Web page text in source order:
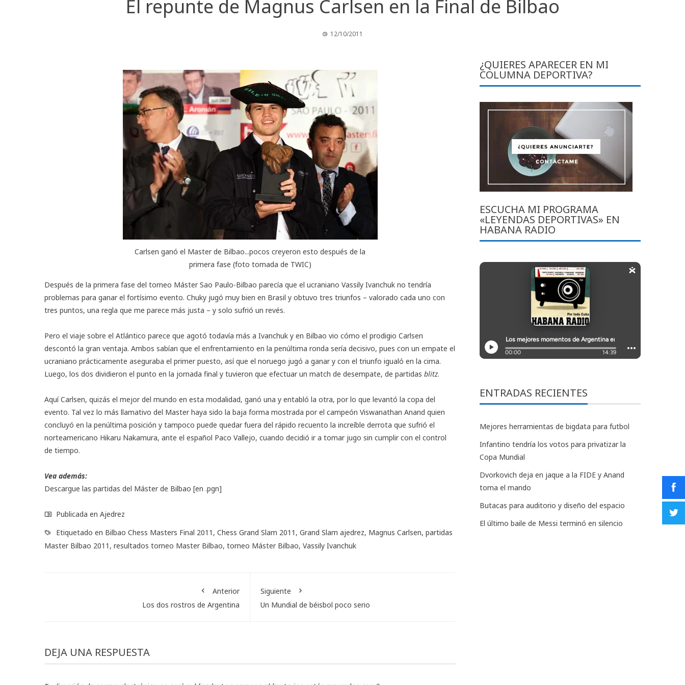
El repunte de Magnus Carlsen en la Final de Bilbao
12/10/2011
Carlsen ganó el Master de Bilbao...pocos creyeron esto después de la
primera fase (foto tomada de TWIC)
Después de la primera fase del torneo Máster Sao Paulo-Bilbao parecía que el ucraniano Vassily Ivanchuk no tendría
problemas para ganar el fortísimo evento. Chuky jugó muy bien en Brasil y obtuvo tres triunfos – valorado cada uno con
tres puntos, una regla que me parece más justa – y solo sufrió un revés.
Pero el viaje sobre el Atlántico parece que agotó todavía más a Ivanchuk y en Bilbao vio cómo el prodigio Carlsen
descontó la gran ventaja. Ambos sabían que el enfrentamiento en la penúltima ronda sería decisivo, pues con un empate el
ucraniano prácticamente aseguraba el primer puesto, así que el noruego jugó a ganar y con el triunfo igualó en la cima.
Luego, los dos dividieron el punto en la jornada final y tuvieron que efectuar un match de desempate, de partidas blitz.
Aquí Carlsen, quizás el mejor del mundo en esta modalidad, ganó una y entabló la otra, por lo que levantó la copa del
evento. Tal vez lo más llamativo del Master haya sido la baja forma mostrada por el campeón Viswanathan Anand quien
concluyó en la penúltima posición y tampoco puede quedar fuera del rápido recuento la increíble derrota que sufrió el
norteamericano Hikaru Nakamura, ante el español Paco Vallejo, cuando decidió ir a tomar jugo sin cumplir con el control
de tiempo.
Vea además:
Descargue las partidas del Máster de Bilbao [en .pgn]
Publicada en Ajedrez
Etiquetado en Bilbao Chess Masters Final 2011 , Chess Grand Slam 2011 , Grand Slam ajedrez, Magnus Carlsen, partidas
Master Bilbao 2011 , resultados torneo Master Bilbao, torneo Máster Bilbao, Vassily Ivanchuk
Anterior
Los dos rostros de Argentina
Siguiente
Un Mundial de béisbol poco serio
DEJA UNA RESPUESTA
¿QUIERES APARECER EN MI
COLUMNA DEPORTIVA?
ESCUCHA MI PROGRAMA
«LEYENDAS DEPORTIVAS» EN
HABANA RADIO
ENTRADAS RECIENTES
Mejores herramientas de bigdata para futbol
Infantino tendría los votos para privatizar la
Copa Mundial
Dvorkovich deja en jaque a la FIDE y Anand
toma el mando
Butacas para auditorio y diseño del espacio
El último baile de Messi terminó en silencio